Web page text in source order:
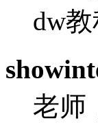
dw
老师